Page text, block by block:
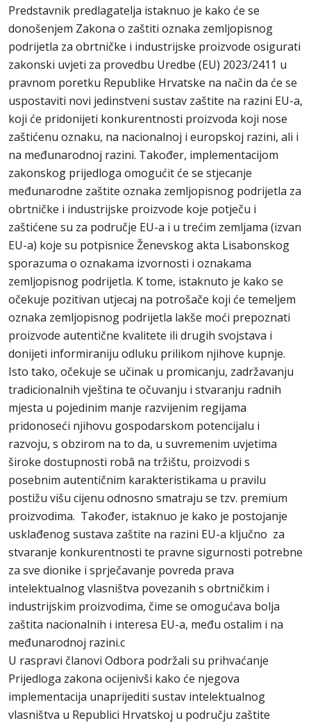
Predstavnik predlagatelja istaknuo je kako će se
donošenjem Zakona o zaštiti oznaka zemljopisnog
podrijetla za obrtničke i industrijske proizvode osigurati
zakonski uvjeti za provedbu Uredbe (EU) 2023/2411 u
pravnom poretku Republike Hrvatske na način da će se
uspostaviti novi jedinstveni sustav zaštite na razini EU-a,
koji će pridonijeti konkurentnosti proizvoda koji nose
zaštićenu oznaku, na nacionalnoj i europskoj razini, ali i
na međunarodnoj razini. Također, implementacijom
zakonskog prijedloga omogućit će se stjecanje
međunarodne zaštite oznaka zemljopisnog podrijetla za
obrtničke i industrijske proizvode koje potječu i
zaštićene su za područje EU-a i u trećim zemljama (izvan
EU-a) koje su potpisnice Ženevskog akta Lisabonskog
sporazuma o oznakama izvornosti i oznakama
zemljopisnog podrijetla. K tome, istaknuto je kako se
očekuje pozitivan utjecaj na potrošače koji će temeljem
oznaka zemljopisnog podrijetla lakše moći prepoznati
proizvode autentične kvalitete ili drugih svojstava i
donijeti informiraniju odluku prilikom njihove kupnje.
Isto tako, očekuje se učinak u promicanju, zadržavanju
tradicionalnih vještina te očuvanju i stvaranju radnih
mjesta u pojedinim manje razvijenim regijama
pridonoseći njihovu gospodarskom potencijalu i
razvoju, s obzirom na to da, u suvremenim uvjetima
široke dostupnosti robâ na tržištu, proizvodi s
posebnim autentičnim karakteristikama u pravilu
postižu višu cijenu odnosno smatraju se tzv. premium
proizvodima. Također, istaknuo je kako je postojanje
usklađenog sustava zaštite na razini EU-a ključno za
stvaranje konkurentnosti te pravne sigurnosti potrebne
za sve dionike i sprječavanje povreda prava
intelektualnog vlasništva povezanih s obrtničkim i
industrijskim proizvodima, čime se omogućava bolja
zaštita nacionalnih i interesa EU-a, među ostalim i na
međunarodnoj razini.c
U raspravi članovi Odbora podržali su prihvaćanje
Prijedloga zakona ocijenivši kako će njegova
implementacija unaprijediti sustav intelektualnog
vlasništva u Republici Hrvatskoj u području zaštite